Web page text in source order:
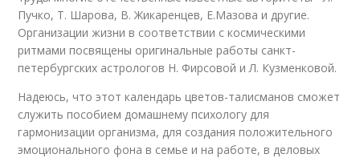
Пучко, Т. Шарова, В. Жикаренцев, Е.Мазова и другие.
Организации жизни в соответствии с космическими
ритмами посвящены оригинальные работы санкт-
петербургских астрологов Н. Фирсовой и Л. Кузменковой.
Надеюсь, что этот календарь цветов-талисманов сможет
служить пособием домашнему психологу для
гармонизации организма, для создания положительного
эмоционального фона в семье и на работе, в деловых